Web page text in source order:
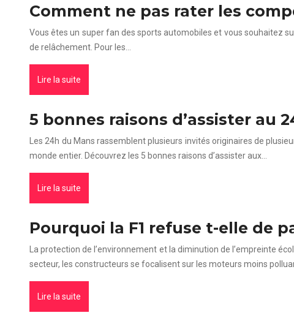
Comment ne pas rater les
Vous êtes un super fan des sports automobiles et vous souhaitez
de relâchement. Pour les…
Lire la suite
5 bonnes raisons d’assister au
Les 24h du Mans rassemblent plusieurs invités originaires de
monde entier. Découvrez les 5 bonnes raisons d’assister aux…
Lire la suite
Pourquoi la F1 refuse t-elle de
La protection de l’environnement et la diminution de l’empreinte
secteur, les constructeurs se focalisent sur les moteurs moins
Lire la suite